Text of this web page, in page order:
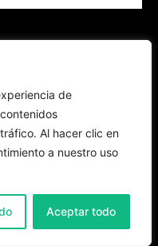
de
Al hacer clic en
a nuestro uso
Aceptar todo